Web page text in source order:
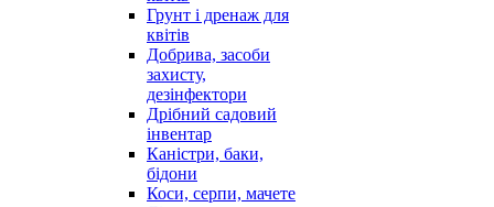
Грунт і дренаж для
квітів
Добрива, засоби
захисту,
дезінфектори
Дрібний садовий
інвентар
Каністри, баки,
бідони
Коси, серпи, мачете